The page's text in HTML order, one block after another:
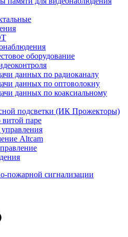
оборудование
данных по радиоканалу
данных по оптоволокну
данных по коаксиальному
подсветки (ИК Прожекторы)
витой паре
Altcam
пожарной сигнализации